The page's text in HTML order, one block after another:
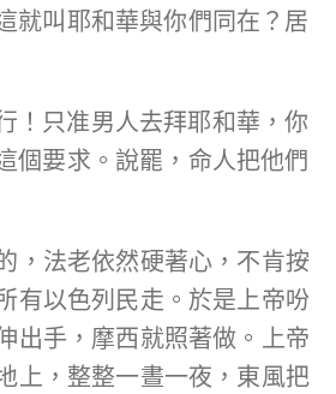
就叫耶和華與你們同在？居
！只准男人去拜耶和華，你
個要求。說罷，命人把他們
，法老依然硬著心，不肯按
有以色列民走。於是上帝吩
出手，摩西就照著做。上帝
上，整整一晝一夜，東風把